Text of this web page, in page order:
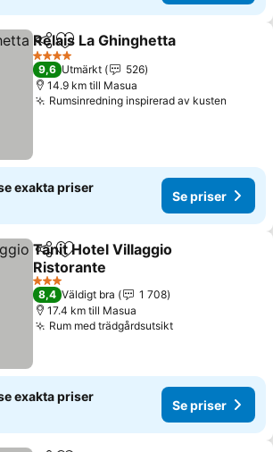
Dela Lägg till i Mina Favoriter
Relais La Ghinghetta
4 Stjärnor
9,6 Utmärkt
526
14.9 km till Masua
Rumsinredning inspirerad av kusten
exakta priser
Se priser
Dela Lägg till i Mina Favoriter
Tanit Hotel Villaggio
Ristorante
Se priser
3 Stjärnor
8,4 Väldigt bra
1 708
17.4 km till Masua
Rum med trädgårdsutsiktSe priser
exakta priser
Se priser